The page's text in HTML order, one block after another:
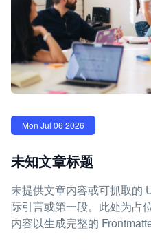
Mon Jul 06 2026
未知文章标题
未提供文章内容或可抓取的
际引言或第一段。此处为占
内容以生成完整的